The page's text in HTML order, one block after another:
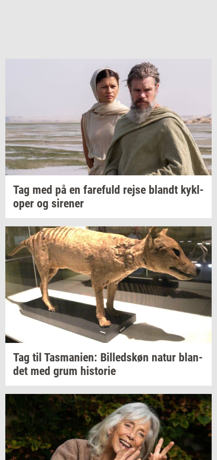
Tag med på en fa­re­fuld rejse blandt kykl­
o­per og si­re­ner
Tag til Tas­ma­ni­en: Bil­leds­køn natur blan­
det med grum hi­sto­rie